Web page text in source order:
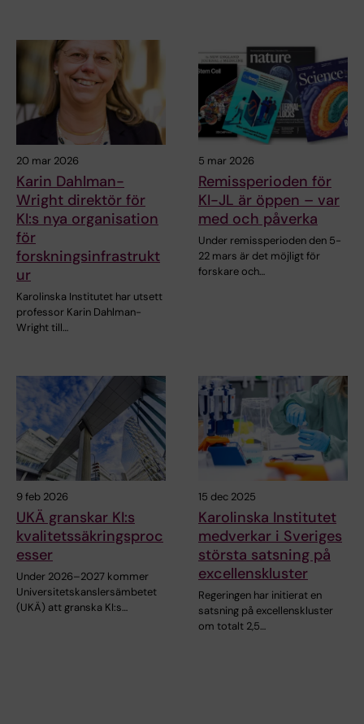
20 mar 2026
Karin Dahlman-
Wright direktör för
KI:s nya organisation
för
forskningsinfrastrukt
ur
Karolinska Institutet har utsett
professor Karin Dahlman-
Wright till…
5 mar 2026
Remissperioden för
KI-JL är öppen – var
med och påverka
Under remissperioden den 5-
22 mars är det möjligt för
forskare och…
9 feb 2026
UKÄ granskar KI:s
kvalitetssäkringsproc
esser
Under 2026–2027 kommer
Universitetskanslersämbetet
(UKÄ) att granska KI:s…
15 dec 2025
Karolinska Institutet
medverkar i Sveriges
största satsning på
excellenskluster
Regeringen har initierat en
satsning på excellenskluster
om totalt 2,5…